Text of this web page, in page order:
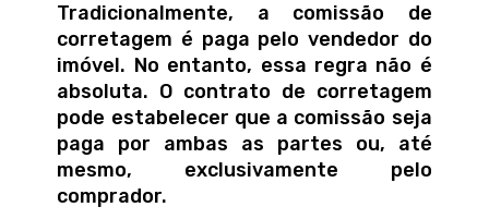
Tradicionalmente, a comissão de
corretagem é paga pelo vendedor do
imóvel. No entanto, essa regra não é
absoluta. O contrato de corretagem
pode estabelecer que a comissão seja
paga por ambas as partes ou, até
mesmo, exclusivamente pelo
comprador.